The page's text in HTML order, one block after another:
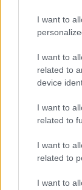
I want to
I want to
related to
device
I want to
related to
I want to
related to
I want to
nelle vicende
Qualcuno ha
motivo c’è.
loro emuli
lanciato
Una